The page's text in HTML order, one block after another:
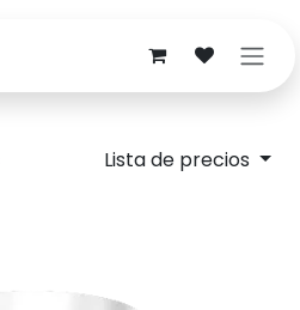
Lista de precios